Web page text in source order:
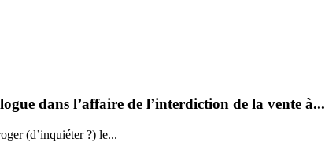
dans l’affaire de l’interdiction de la vente à...
(d’inquiéter ?) le...